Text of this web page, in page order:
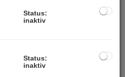
MINIMIEREN
Status:
inaktiv
Status:
inaktiv